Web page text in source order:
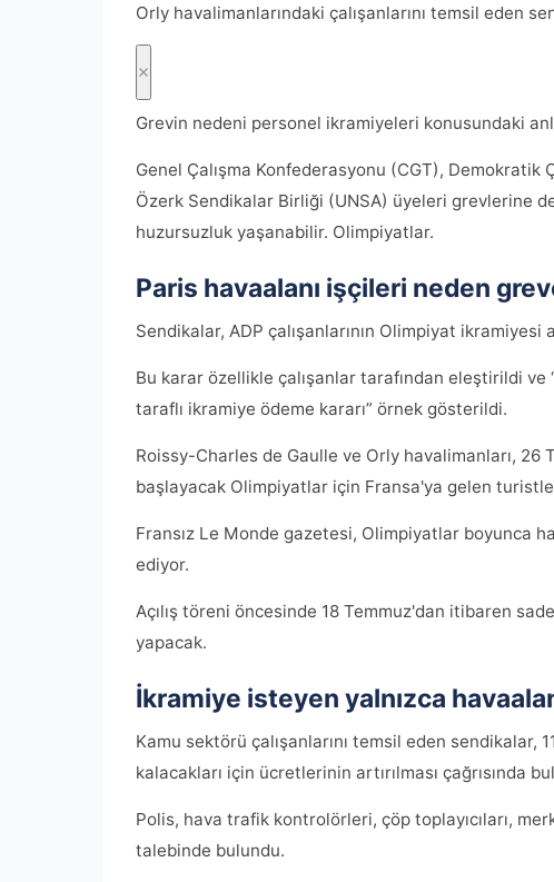
Orly havalimanlarındaki çalışanlarını temsil eden
Grevin nedeni personel ikramiyeleri konusundaki
Genel Çalışma Konfederasyonu (CGT), Demokratik
Özerk Sendikalar Birliği (UNSA) üyeleri grevlerine
huzursuzluk yaşanabilir. Olimpiyatlar.
Paris havaalanı işçileri neden
Sendikalar, ADP çalışanlarının Olimpiyat ikramiyesi
Bu karar özellikle çalışanlar tarafından eleştirildi ve
taraflı ikramiye ödeme kararı” örnek gösterildi.
Roissy-Charles de Gaulle ve Orly havalimanları, 26
başlayacak Olimpiyatlar için Fransa'ya gelen
Fransız Le Monde gazetesi, Olimpiyatlar boyunca
ediyor.
Açılış töreni öncesinde 18 Temmuz'dan itibaren
yapacak.
İkramiye isteyen yalnızca
Kamu sektörü çalışanlarını temsil eden
kalacakları için ücretlerinin artırılması çağrısında
Polis, hava trafik kontrolörleri, çöp toplayıcıları,
talebinde bulundu.